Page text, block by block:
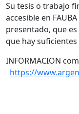
Su tesis o trabajo
accesible en
presentado, que
que hay
INFORMACION
https://